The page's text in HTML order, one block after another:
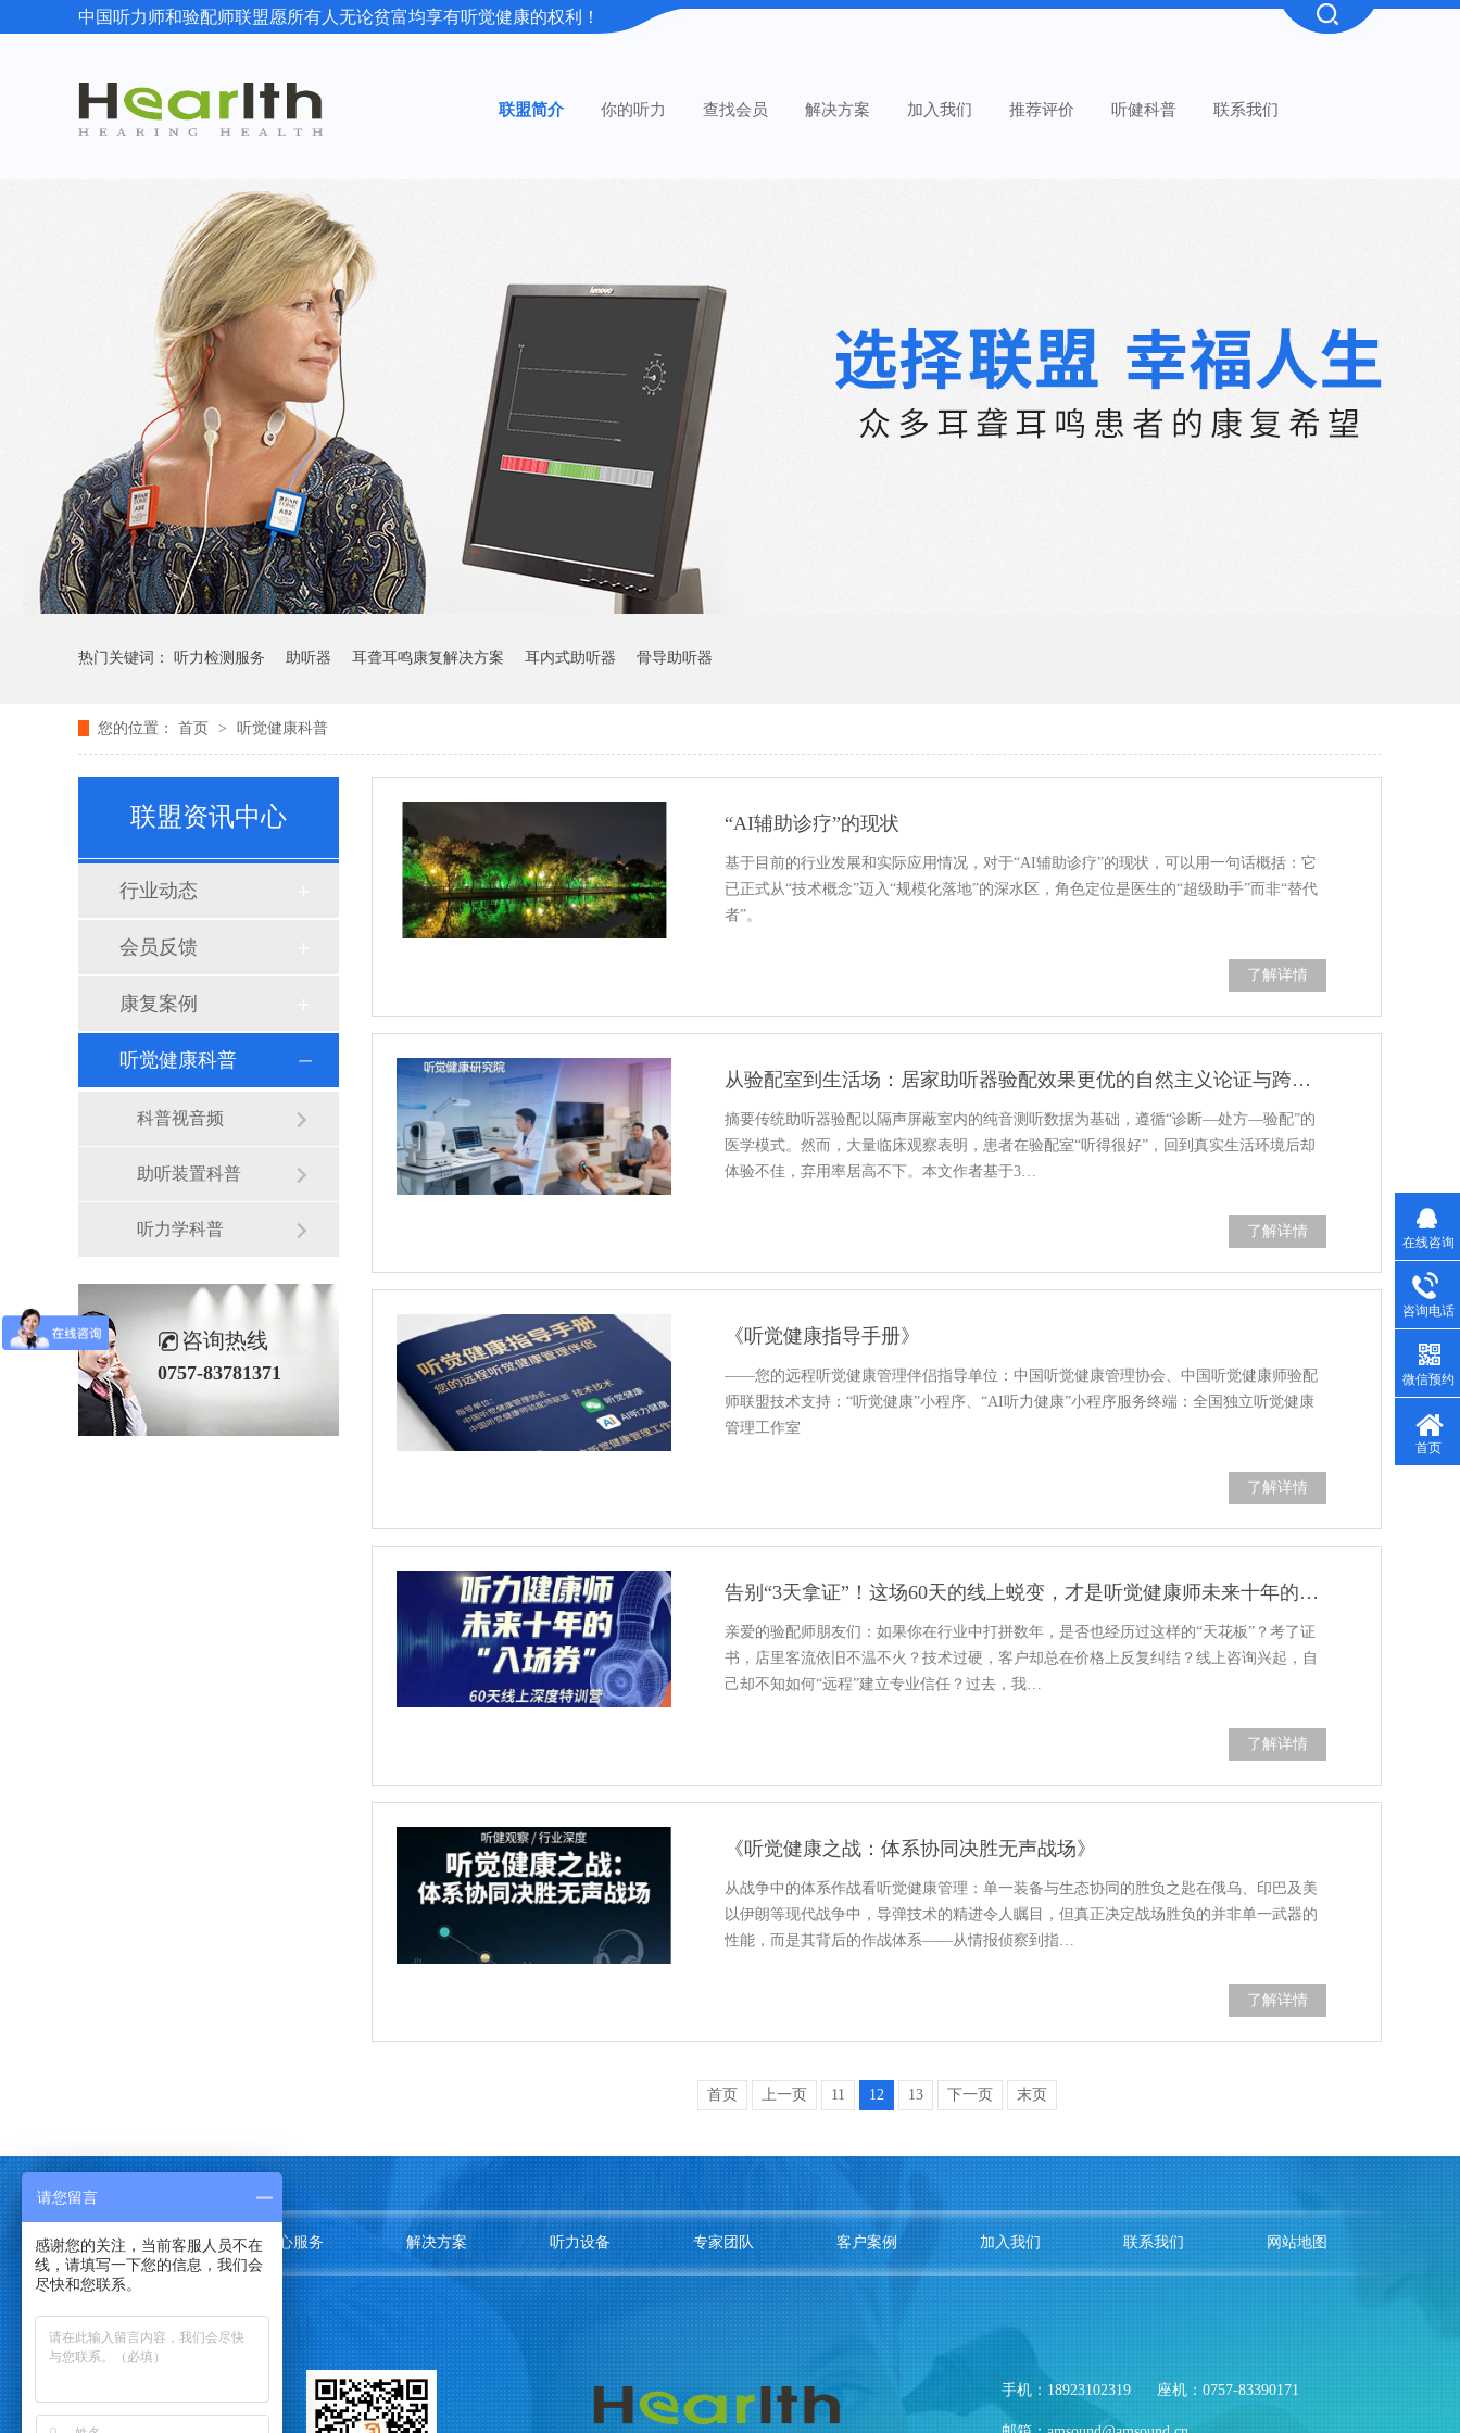
中国听力师和验配师联盟愿所有人无论贫富均享有听觉健康的权利！
联盟简介 你的听力 查找会员 解决方案 加入我们 推荐评价 听健科普 联系我们
热门关键词： 听力检测服务 助听器 耳聋耳鸣康复解决方案 耳内式助听器 骨导助听器
您的位置： 首页 > 听觉健康科普
联盟资讯中心
行业动态
会员反馈
康复案例
听觉健康科普
科普视音频
助听装置科普
听力学科普
咨询热线
0757-83781371
“AI辅助诊疗”的现状
基于目前的行业发展和实际应用情况，对于“AI辅助诊疗”的现状，可以用一句话概括：它
已正式从“技术概念”迈入“规模化落地”的深水区，角色定位是医生的“超级助手”而非“替代
者”。
了解详情
从验配室到生活场：居家助听器验配效果更优的自然主义论证与跨学科研究
摘要传统助听器验配以隔声屏蔽室内的纯音测听数据为基础，遵循“诊断—处方—验配”的
医学模式。然而，大量临床观察表明，患者在验配室“听得很好”，回到真实生活环境后却
体验不佳，弃用率居高不下。本文作者基于3…
了解详情
《听觉健康指导手册》
——您的远程听觉健康管理伴侣指导单位：中国听觉健康管理协会、中国听觉健康师验配
师联盟技术支持：“听觉健康”小程序、“AI听力健康”小程序服务终端：全国独立听觉健康
管理工作室
了解详情
告别“3天拿证”！这场60天的线上蜕变，才是听觉健康师未来十年的“入场券”
亲爱的验配师朋友们：如果你在行业中打拼数年，是否也经历过这样的“天花板”？考了证
书，店里客流依旧不温不火？技术过硬，客户却总在价格上反复纠结？线上咨询兴起，自
己却不知如何“远程”建立专业信任？过去，我…
了解详情
《听觉健康之战：体系协同决胜无声战场》
从战争中的体系作战看听觉健康管理：单一装备与生态协同的胜负之匙在俄乌、印巴及美
以伊朗等现代战争中，导弹技术的精进令人瞩目，但真正决定战场胜负的并非单一武器的
性能，而是其背后的作战体系——从情报侦察到指…
了解详情
首页 上一页 11 12 13 下一页 末页
关于我们 中心服务 解决方案 听力设备 专家团队 客户案例 加入我们 联系我们 网站地图
手机：18923102319 座机：0757-83390171
在线咨询
咨询电话
微信预约
首页
请您留言
感谢您的关注，当前客服人员不在
线，请填写一下您的信息，我们会
尽快和您联系。